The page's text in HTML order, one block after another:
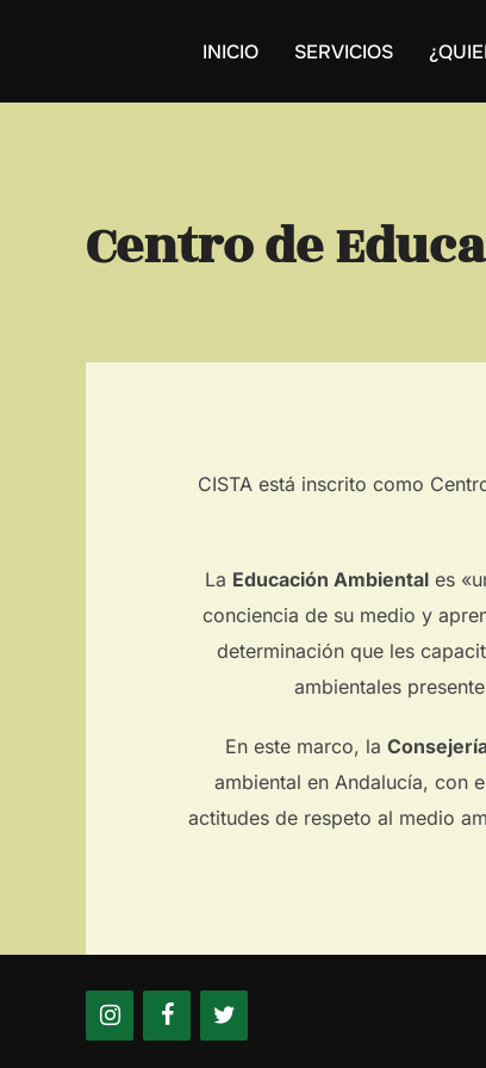
INICIO SERVICIOS
Centro de
CISTA está inscrito como
La Educación Ambiental es
conciencia de su medio y
determinación que les
ambientales
En este marco, la
ambiental en Andalucía, con
actitudes de respeto al medio